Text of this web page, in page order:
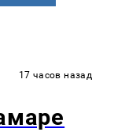
17 часов назад